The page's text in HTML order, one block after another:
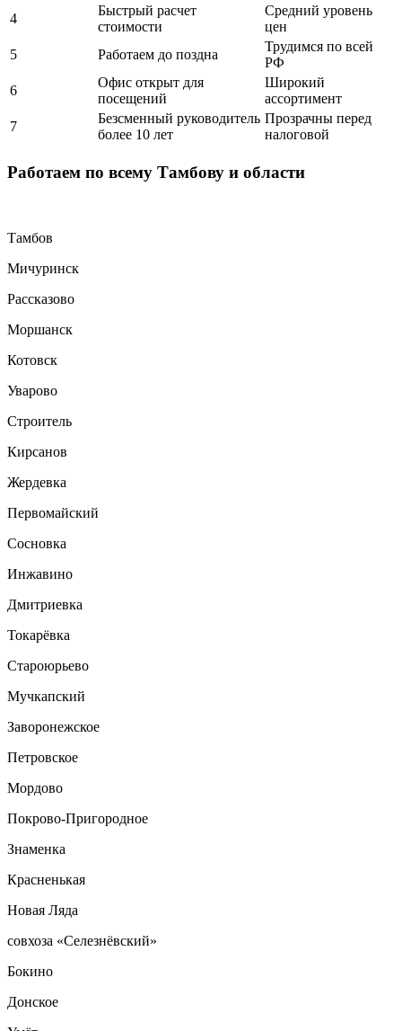
4
Быстрый расчет
стоимости
Средний уровень
цен
5
Работаем до поздна
Трудимся по всей
РФ
6
Офис открыт для
посещений
Широкий
ассортимент
7
Безсменный руководитель
более 10 лет
Прозрачны перед
налоговой
Работаем по всему Тамбову и области
Тамбов
Мичуринск
Рассказово
Моршанск
Котовск
Уварово
Строитель
Кирсанов
Жердевка
Первомайский
Сосновка
Инжавино
Дмитриевка
Токарёвка
Староюрьево
Мучкапский
Заворонежское
Петровское
Мордово
Покрово-Пригородное
Знаменка
Красненькая
Новая Ляда
совхоза «Селезнёвский»
Бокино
Донское